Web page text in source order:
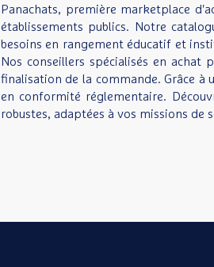
Panachats, première marketplace
établissements publics. Notre
besoins en rangement éducatif et
Nos conseillers spécialisés en achat
finalisation de la commande. Grâce
en conformité réglementaire.
robustes, adaptées à vos missions de